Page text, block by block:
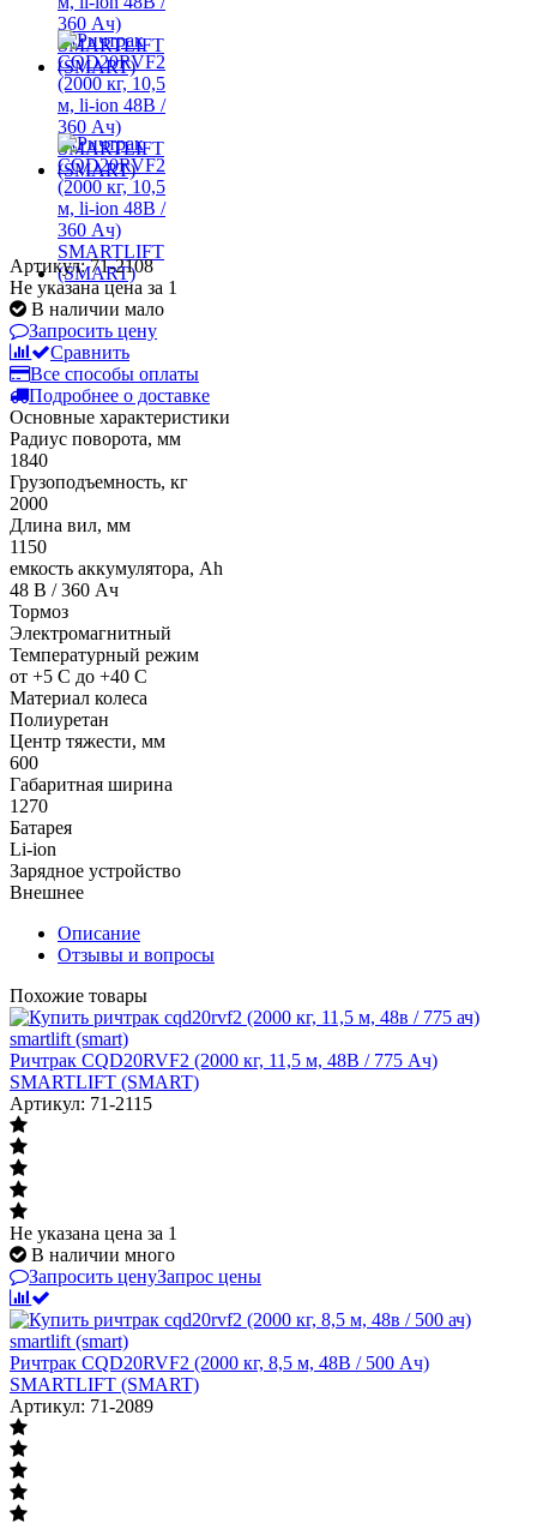
Артикул: 71-2108
Не указана цена за 1
В наличии мало
Запросить цену
Сравнить
Все способы оплаты
Подробнее о доставке
Основные характеристики
Радиус поворота, мм
1840
Грузоподъемность, кг
2000
Длина вил, мм
1150
емкость аккумулятора, Ah
48 В / 360 Ач
Тормоз
Электромагнитный
Температурный режим
от +5 С до +40 С
Материал колеса
Полиуретан
Центр тяжести, мм
600
Габаритная ширина
1270
Батарея
Li-ion
Зарядное устройство
Внешнее
Описание
Отзывы и вопросы
Похожие товары
Ричтрак CQD20RVF2 (2000 кг, 11,5 м, 48В / 775 Ач)
SMARTLIFT (SMART)
Артикул: 71-2115
Не указана цена за 1
В наличии много
Запросить ценуЗапрос цены
Ричтрак CQD20RVF2 (2000 кг, 8,5 м, 48В / 500 Ач)
SMARTLIFT (SMART)
Артикул: 71-2089